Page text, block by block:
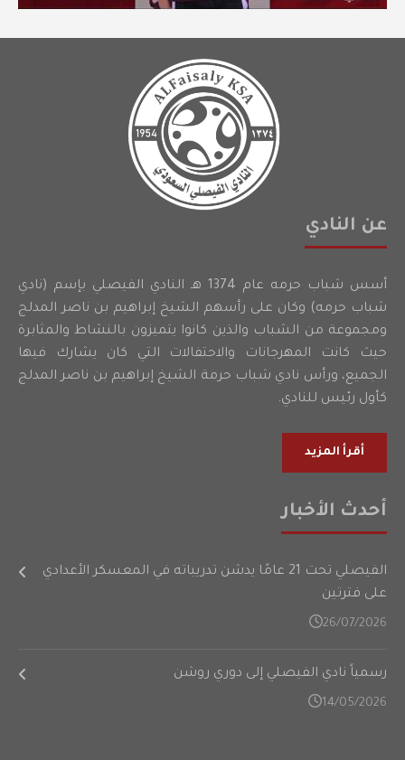
عن النادي
أسس شباب حرمه عام 1374 هـ النادي الفيصلي بإسم (نادي
شباب حرمه) وكان على رأسهم الشيخ إبراهيم بن ناصر المدلج
ومجموعة من الشباب والذين كانوا يتميزون بالنشاط والمثابرة
حيث كانت المهرجانات والاحتفالات التي كان يشارك فيها
الجميع، ورأس نادي شباب حرمة الشيخ إبراهيم بن ناصر المدلج
كأول رئيس للنادي.
أقرأ المزيد
أحدث الأخبار
الفيصلي تحت 21 عامًا يدشن تدريباته في المعسكر الأعدادي
على فترتين
26/07/2026
رسمياً نادي الفيصلي إلى دوري روشن
14/05/2026